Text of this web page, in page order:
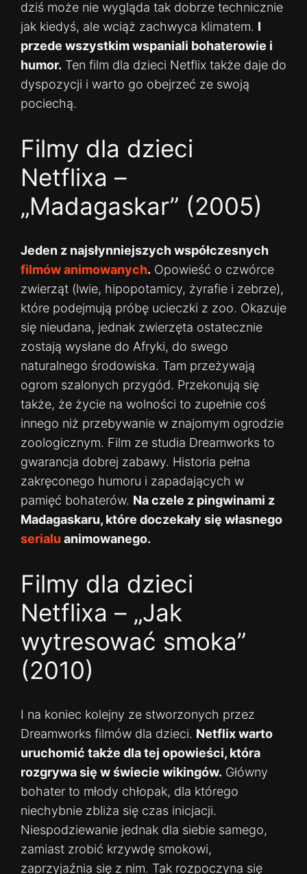
dziś może nie wygląda tak dobrze technicznie
jak kiedyś, ale wciąż zachwyca klimatem. I
przede wszystkim wspaniali bohaterowie i
humor. Ten film dla dzieci Netflix także daje do
dyspozycji i warto go obejrzeć ze swoją
pociechą.
Filmy dla dzieci
Netflixa –
„Madagaskar” (2005)
Jeden z najsłynniejszych współczesnych
filmów animowanych. Opowieść o czwórce
zwierząt (lwie, hipopotamicy, żyrafie i zebrze),
które podejmują próbę ucieczki z zoo. Okazuje
się nieudana, jednak zwierzęta ostatecznie
zostają wysłane do Afryki, do swego
naturalnego środowiska. Tam przeżywają
ogrom szalonych przygód. Przekonują się
także, że życie na wolności to zupełnie coś
innego niż przebywanie w znajomym ogrodzie
zoologicznym. Film ze studia Dreamworks to
gwarancja dobrej zabawy. Historia pełna
zakręconego humoru i zapadających w
pamięć bohaterów. Na czele z pingwinami z
Madagaskaru, które doczekały się własnego
serialu animowanego.
Filmy dla dzieci
Netflixa – „Jak
wytresować smoka”
(2010)
I na koniec kolejny ze stworzonych przez
Dreamworks filmów dla dzieci. Netflix warto
uruchomić także dla tej opowieści, która
rozgrywa się w świecie wikingów. Główny
bohater to młody chłopak, dla którego
niechybnie zbliża się czas inicjacji.
Niespodziewanie jednak dla siebie samego,
zamiast zrobić krzywdę smokowi,
zaprzyjaźnia się z nim. Tak rozpoczyna się